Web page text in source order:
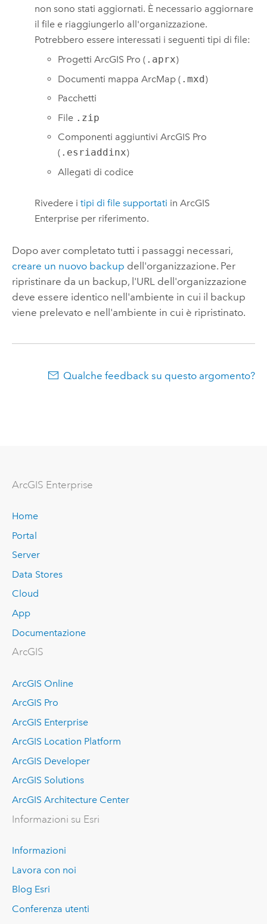
non sono stati aggiornati. È necessario aggiornare
il file e riaggiungerlo all'organizzazione.
Potrebbero essere interessati i seguenti tipi di file:
ProgettiArcGIS Pro ( .aprx)
Documenti mappaArcMap ( .mxd)
Pacchetti
File .zip
Componenti aggiuntiviArcGIS Pro
( .esriaddinx)
Allegati di codice
Rivedere itipi di file supportati inArcGIS
Enterprise per riferimento.
Dopo aver completato tutti i passaggi necessari,
creare un nuovo backup dell'organizzazione. Per
ripristinare da un backup, l'URL dell'organizzazione
deve essere identico nell'ambiente in cui il backup
viene prelevato e nell'ambiente in cui è ripristinato.
Qualche feedback su questo argomento?
ArcGIS Enterprise
Home
Portal
Server
Data Stores
Cloud
App
Documentazione
ArcGIS
ArcGIS Online
ArcGIS Pro
ArcGIS Enterprise
ArcGIS Location Platform
ArcGIS Developer
ArcGIS Solutions
ArcGIS Architecture Center
Informazioni su Esri
Informazioni
Lavora con noi
Blog Esri
Conferenza utenti